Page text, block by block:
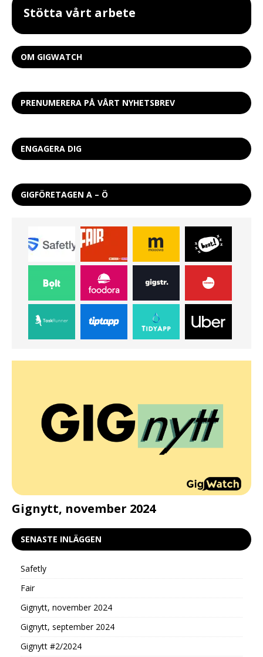
Stötta vårt arbete
OM GIGWATCH
PRENUMERERA PÅ VÅRT NYHETSBREV
ENGAGERA DIG
GIGFÖRETAGEN A – Ö
Gignytt, november 2024
SENASTE INLÄGGEN
Safetly
Fair
Gignytt, november 2024
Gignytt, september 2024
Gignytt #2/2024